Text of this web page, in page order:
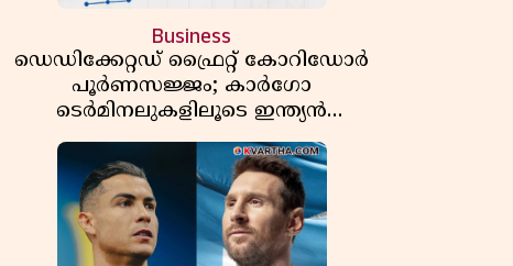
Business
ഡെഡിക്കേറ്റഡ് ഫ്രൈറ്റ് കോറിഡോർ
പൂർണസജ്ജം; കാർഗോ
ടെർമിനലുകളിലൂടെ ഇന്ത്യൻ
റെയിൽവേയുടെ ചരക്ക് ഗതാഗതത്തിൽ
വൻ കുതിപ്പ്